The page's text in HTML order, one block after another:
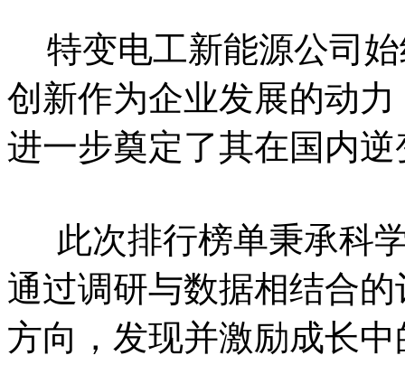
特变电工新能源公司始
创新作为企业发展的动
进一步奠定了其在国内
此次排行榜单秉承科
通过调研与数据相结合
方向，发现并激励成长